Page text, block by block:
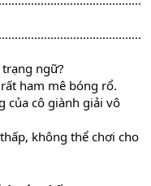
ngữ?
ham mê bóng rổ.
của cô giành giải vô
không thể chơi cho